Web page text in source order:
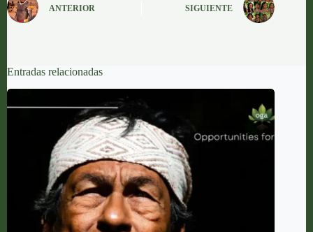
ANTERIOR SIGUIENTE
Entradas relacionadas